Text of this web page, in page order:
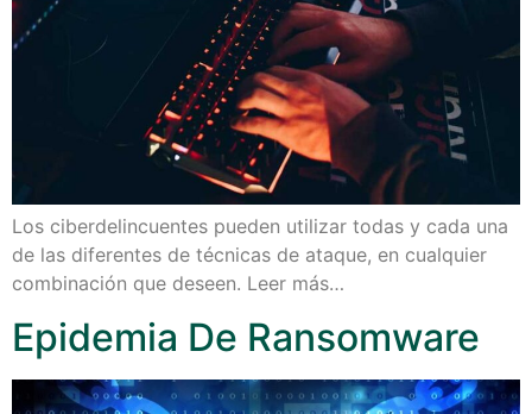
Los ciberdelincuentes pueden utilizar todas y cada una
de las diferentes de técnicas de ataque, en cualquier
combinación que deseen. Leer más…
Epidemia De Ransomware